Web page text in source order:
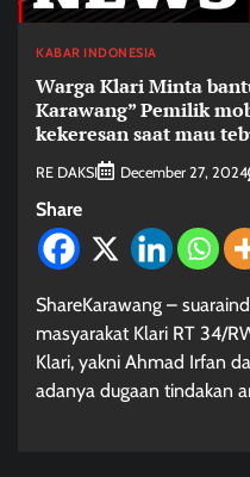
KABAR INDONESIA
Warga Klari Minta
Karawang” Pemilik
kekeresan saat mau
RE DAKSI December 27, 2024
Share
ShareKarawang –
masyarakat Klari RT 34/
Klari, yakni Ahmad Irfan
adanya dugaan tindakan